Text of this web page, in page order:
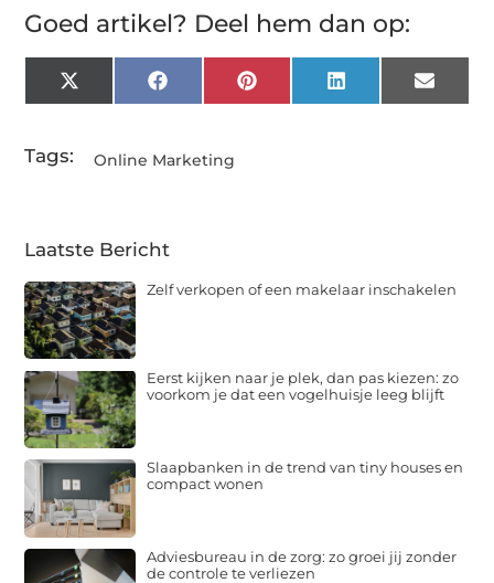
Goed artikel? Deel hem dan op:
X
(Twitter)
FacebookPinterestLinkedInEmail
Tags: Online Marketing
Laatste Bericht
Zelf verkopen of een makelaar inschakelen
Eerst kijken naar je plek, dan pas kiezen: zo
voorkom je dat een vogelhuisje leeg blijft
Slaapbanken in de trend van tiny houses en
compact wonen
Adviesbureau in de zorg: zo groei jij zonder
de controle te verliezen